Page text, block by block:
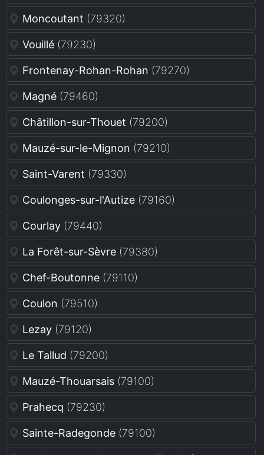
Moncoutant (79320)
Vouillé (79230)
Frontenay-Rohan-Rohan (79270)
Magné (79460)
Châtillon-sur-Thouet (79200)
Mauzé-sur-le-Mignon (79210)
Saint-Varent (79330)
Coulonges-sur-l'Autize (79160)
Courlay (79440)
La Forêt-sur-Sèvre (79380)
Chef-Boutonne (79110)
Coulon (79510)
Lezay (79120)
Le Tallud (79200)
Mauzé-Thouarsais (79100)
Prahecq (79230)
Sainte-Radegonde (79100)